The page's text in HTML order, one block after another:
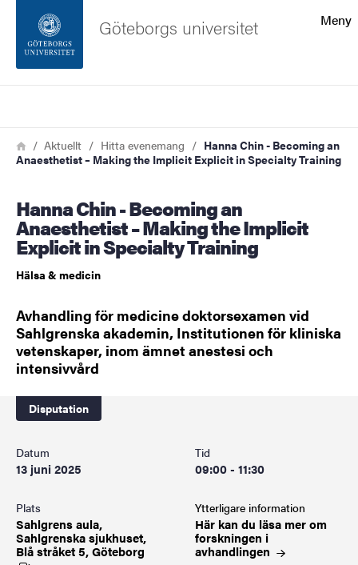
Sidfoten
Om webbplatsen
Meny
Göteborgs universitet
Länkstig
HemAktuellt Hitta evenemang
Hanna Chin - Becoming an
Anaesthetist – Making the Implicit Explicit in Specialty Training
Hanna Chin - Becoming an
Anaesthetist – Making the Implicit
Explicit in Specialty Training
Hälsa & medicin
Avhandling för medicine doktorsexamen vid
Sahlgrenska akademin, Institutionen för kliniska
vetenskaper, inom ämnet anestesi och
intensivvård
Disputation
Datum
13 juni 2025
Tid
09:00 - 11:30
Plats
Sahlgrens aula,
Sahlgrenska sjukhuset,
Blå stråket5, Göteborg
Ytterligare information
Här kan du läsa mer om
forskningen i
avhandlingen